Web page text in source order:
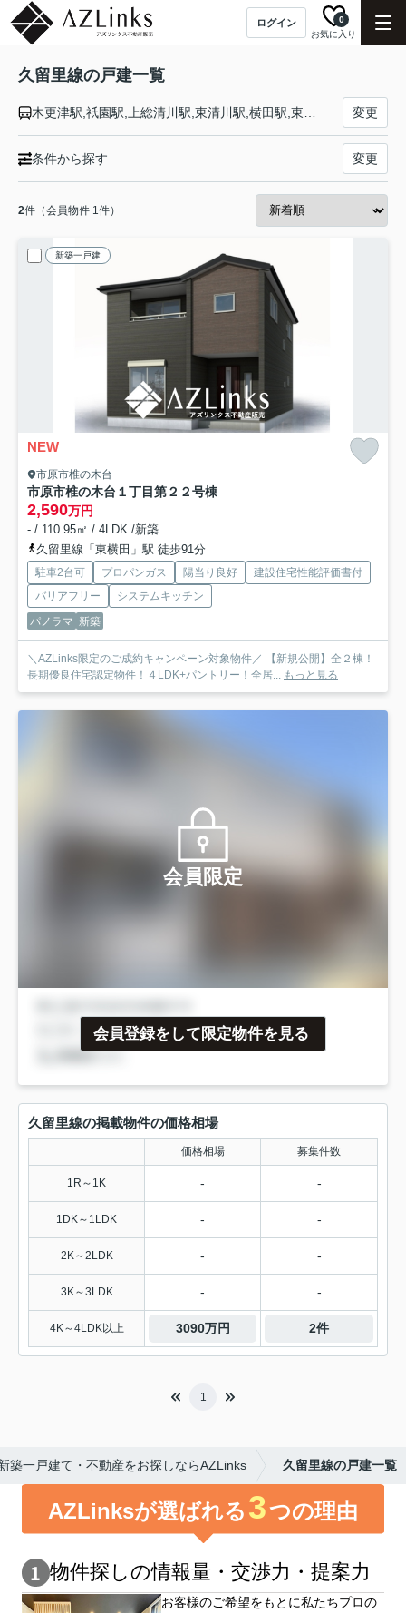
ログイン
お気に入り
0
久留里線の戸建一覧
変更
条件から探す 変更
2件（会員物件 1件）
新築一戸建
NEW
市原市椎の木台
市原市椎の木台１丁目第２ ２号棟
2,590万円
- / 110.95㎡ / 4LDK /新築
久留里線「東横田」駅 徒歩91分
駐車2台可 プロパンガス 陽当り良好
建設住宅性能評価書付
バリアフリー
システムキッチン
パノラマ 新築
＼AZLinks限定のご成約キャンペーン対象物件／ 【新規公開】全２棟！
長期優良住宅認定物件！４LDK+パントリー！全居... もっと見る
会員限定
会員登録をして限定物件を見る
久留里線の掲載物件の価格相場
価格相場 募集件数
1R～1K - -
1DK～1LDK - -
2K～2LDK - -
3K～3LDK - -
4K～4LDK以上 3090万円 2件
1
築一戸建て・不動産をお探しならAZLinks 久留里線の戸建一覧
AZLinksが選ばれる 3つの理由
物件探しの情報量・交渉⼒・提案⼒
お客様のご希望をもとに私たちプロの